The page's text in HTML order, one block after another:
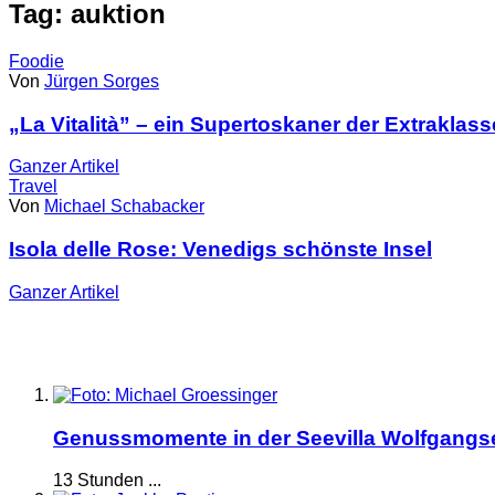
Tag: auktion
Foodie
Von Jürgen Sorges
„La Vitalità” – ein Supertoskaner der
GanzerArtikel
Travel
Von Michael Schabacker
Isola delle Rose: Venedigs schönste Insel
GanzerArtikel
Genussmomente in der Seevilla
13 Stunden ...